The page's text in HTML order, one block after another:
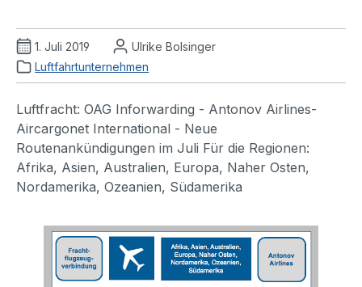
1. Juli 2019
Ulrike Bolsinger
Luftfahrtunternehmen
Luftfracht: OAG Inforwarding - Antonov Airlines-
Aircargonet International - Neue
Routenankündigungen im Juli Für die Regionen:
Afrika, Asien, Australien, Europa, Naher Osten,
Nordamerika, Ozeanien, Südamerika